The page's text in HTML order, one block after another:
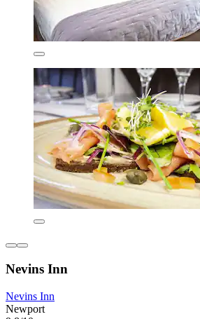
Nevins Inn
Nevins Inn
Newport